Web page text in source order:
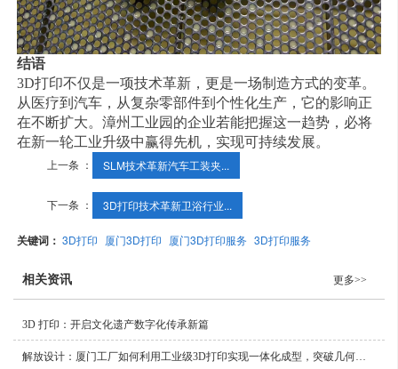
结语
3D打印不仅是一项技术革新，更是一场制造方式的变革。
从医疗到汽车，从复杂零部件到个性化生产，它的影响正
在不断扩大。漳州工业园的企业若能把握这一趋势，必将
在新一轮工业升级中赢得先机，实现可持续发展。
上一条 ：
SLM技术革新汽车工装夹...
下一条 ： 3D打印技术革新卫浴行业...
关键词：3D打印 厦门3D打印 厦门3D打印服务 3D打印服务
相关资讯 更多>>
3D 打印：开启文化遗产数字化传承新篇
解放设计：厦门工厂如何利用工业级3D打印实现一体化成型，突破几何复杂度极限？